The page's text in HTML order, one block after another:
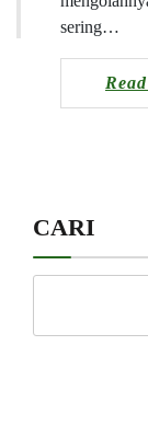
sering…
CARI